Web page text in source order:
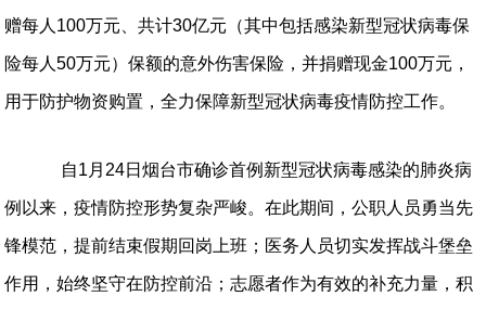
赠每人 100万元、共计30亿元（其中包括感染新型冠状病毒保
险每人50万元）保额的意外伤害保险，并捐赠现金100万元，
用于防护物资购置，全力保障新型冠状病毒疫情防控工作。
自1 月 24日烟台市确诊首例新型冠状病毒感染的肺炎病
例以来，疫情防控形势复杂严峻。在此期间，公职人员勇当先
锋模范，提前结束假期回岗上班；医务人员切实发挥战斗堡垒
作用，始终坚守在防控前沿；志愿者作为有效的补充力量，积